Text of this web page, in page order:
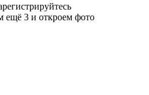
ещё 3 и откроем фото